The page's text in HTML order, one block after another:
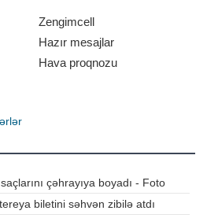
Zengimcell
Hazır mesajlar
Hava proqnozu
çəhrayıya boyadı - Foto
biletini səhvən zibilə atdı